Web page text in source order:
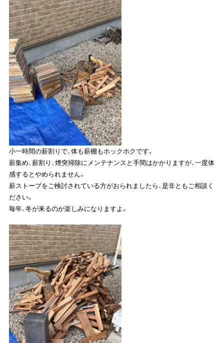
小一時間の薪割りで、体も薪棚もホックホクです。
薪集め、薪割り、煙突掃除にメンテナンスと手間はかかりますが、一度体
感するとやめられません。
薪ストーブをご検討されている方がおられましたら、是非ともご相談く
ださい。
毎年、冬が来るのが楽しみになりますよ。